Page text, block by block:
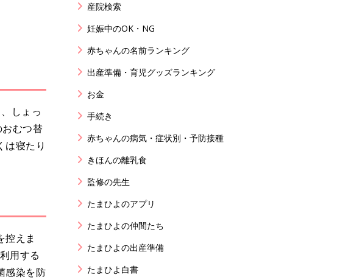
しょっ
むつ替
は寝たり
控えま
用する
感染を防
産院検索
妊娠中のOK・NG
赤ちゃんの名前ランキング
出産準備・育児グッズランキング
お金
手続き
赤ちゃんの病気・症状別・予防接種
きほんの離乳食
監修の先生
たまひよのアプリ
たまひよの仲間たち
たまひよの出産準備
たまひよ白書